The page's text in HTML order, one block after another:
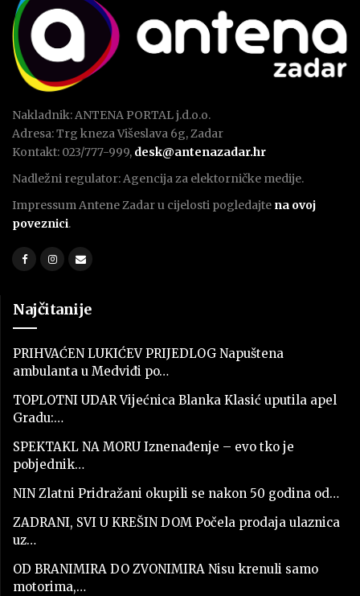
Nakladnik: ANTENA PORTAL j.d.o.o.
Adresa: Trg kneza Višeslava 6g, Zadar
Kontakt: 023/777-999, desk@antenazadar.hr
Nadležni regulator: Agencija za elektorničke medije.
Impressum Antene Zadar u cijelosti pogledajte na ovoj
poveznici.
Najčitanije
PRIHVAĆEN LUKIĆEV PRIJEDLOG Napuštena
ambulanta u Medviđi po…
TOPLOTNI UDAR Vijećnica Blanka Klasić uputila apel
Gradu:…
SPEKTAKL NA MORU Iznenađenje – evo tko je
pobjednik…
NIN Zlatni Pridražani okupili se nakon 50 godina od…
ZADRANI, SVI U KREŠIN DOM Počela prodaja ulaznica
uz…
OD BRANIMIRA DO ZVONIMIRA Nisu krenuli samo
motorima,…